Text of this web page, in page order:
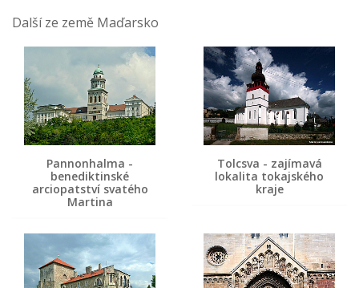
Další ze země Maďarsko
Pannonhalma -
benediktinské
arciopatství svatého
Martina
Tolcsva - zajímavá
lokalita tokajského
kraje